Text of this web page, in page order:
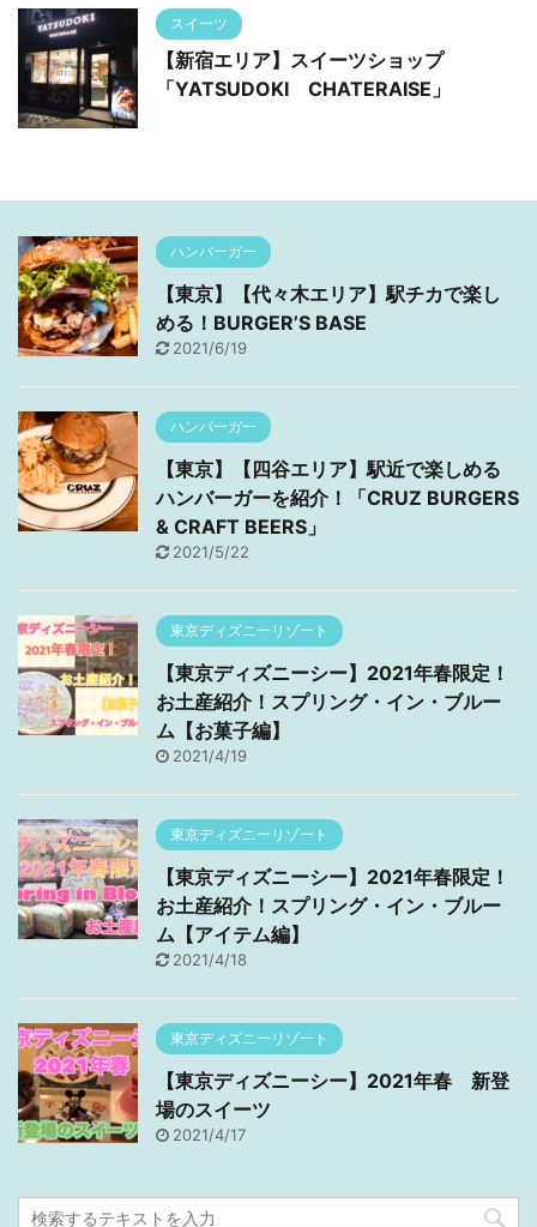
スイーツ
【新宿エリア】スイーツショップ
「YATSUDOKI CHATERAISE」
ハンバーガー
【東京】【代々木エリア】駅チカで楽し
める！BURGER’S BASE
2021/6/19
ハンバーガー
【東京】【四谷エリア】駅近で楽しめる
ハンバーガーを紹介！「CRUZ BURGERS
& CRAFT BEERS」
2021/5/22
東京ディズニーリゾート
【東京ディズニーシー】2021年春限定！
お土産紹介！スプリング・イン・ブルー
ム【お菓子編】
2021/4/19
東京ディズニーリゾート
【東京ディズニーシー】2021年春限定！
お土産紹介！スプリング・イン・ブルー
ム【アイテム編】
2021/4/18
東京ディズニーリゾート
【東京ディズニーシー】2021年春 新登
場のスイーツ
2021/4/17